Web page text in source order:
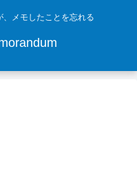
メモしたことを忘れる